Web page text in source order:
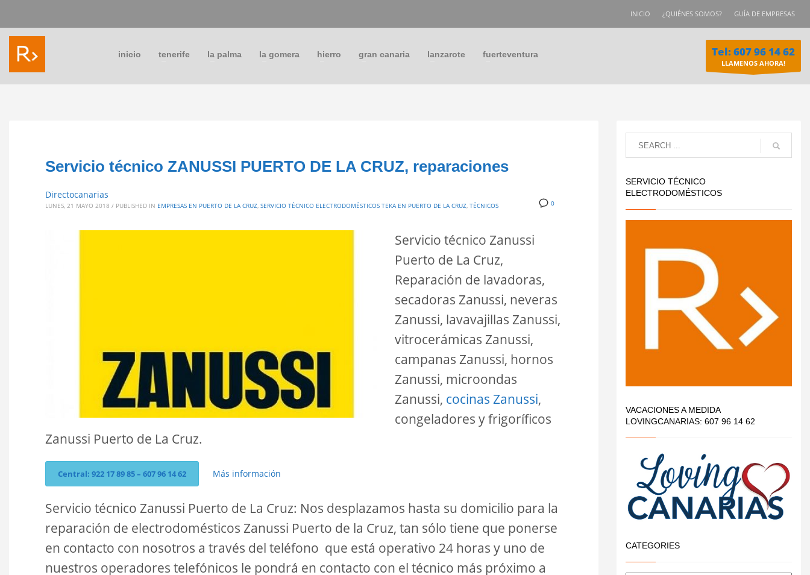
INICIO ¿QUIÉNES SOMOS? GUÍA DE EMPRESAS
inicio tenerife la palma la gomera hierro gran canaria lanzarote fuerteventura Tel: 607 96 14 62
LLAMENOS AHORA!
Servicio técnico ZANUSSI PUERTO DE LA CRUZ, reparaciones
0
Directocanarias
LUNES, 21 MAYO 2018 / PUBLISHED IN EMPRESAS EN PUERTO DE LA CRUZ, SERVICIO TÉCNICO ELECTRODOMÉSTICOS TEKA EN PUERTO DE LA CRUZ, TÉCNICOS
Servicio técnico Zanussi
Puerto de La Cruz,
Reparación de lavadoras,
secadoras Zanussi, neveras
Zanussi, lavavajillas Zanussi,
vitrocerámicas Zanussi,
campanas Zanussi, hornos
Zanussi, microondas
Zanussi, cocinas Zanussi,
congeladores y frigoríficos
Zanussi Puerto de La Cruz.
Central: 922 17 89 85 – 607 96 14 62 Más información
Servicio técnico Zanussi Puerto de La Cruz: Nos desplazamos hasta su domicilio para la
reparación de electrodomésticos Zanussi Puerto de la Cruz, tan sólo tiene que ponerse
en contacto con nosotros a través del teléfono que está operativo 24 horas y uno de
nuestros operadores telefónicos le pondrá en contacto con el técnico más próximo a
SERVICIO TÉCNICO
ELECTRODOMÉSTICOS
VACACIONES A MEDIDA
LOVINGCANARIAS: 607 96 14 62
CATEGORIES